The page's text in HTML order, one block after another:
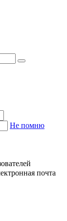
Не помню
почта